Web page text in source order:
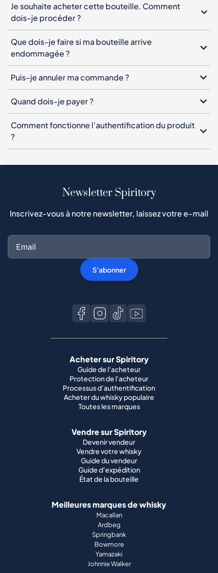
Je souhaite acheter cette bouteille. Comment
dois-je procéder ?
Que dois-je faire si ma bouteille arrive
endommagée ?
Puis-je annuler ma commande ?
Quand dois-je payer ?
Comment fonctionne l’authentification du produit
?
Newsletter Spiritory
Inscrivez-vous à notre newsletter, laissez votre e-mail
S'abonner
Acheter sur Spiritory
Guide de l'acheteur
Protection de l'acheteur
Processus d'authentification
Acheter du whisky populaire
Toutes les marques
Vendre sur Spiritory
Devenir vendeur
Vendre votre whisky
Guide du vendeur
Guide d'expédition
État de la bouteille
Meilleures marques de whisky
Macallan
Ardbeg
Springbank
Bowmore
Yamazaki
Johnnie Walker